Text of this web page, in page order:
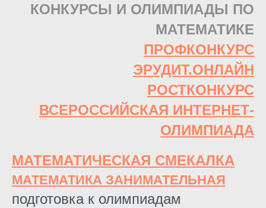
КОНКУРСЫ И ОЛИМПИАДЫ ПО
МАТЕМАТИКЕ
ПРОФКОНКУРС
ЭРУДИТ.ОНЛАЙН
РОСТКОНКУРС
ВСЕРОССИЙСКАЯ ИНТЕРНЕТ-
ОЛИМПИАДА
МАТЕМАТИЧЕСКАЯ СМЕКАЛКА
МАТЕМАТИКА ЗАНИМАТЕЛЬНАЯ
подготовка к олимпиадам